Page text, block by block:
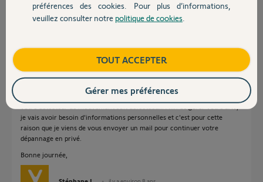
Contact
Bonjour Eric,
Je vous confirme que d'après ce que vous nous indiquez, il semblerait que
je vais avoir besoin d'informations personnelles et c'est pour cette
raison que je viens de vous envoyer un mail pour continuer votre
dépannage en privé.
Bonne journée,
préférences des cookies. Pour plus d’informations,
veuillez consulter notre politique de cookies
TOUT ACCEPTER
Gérer mes préférences